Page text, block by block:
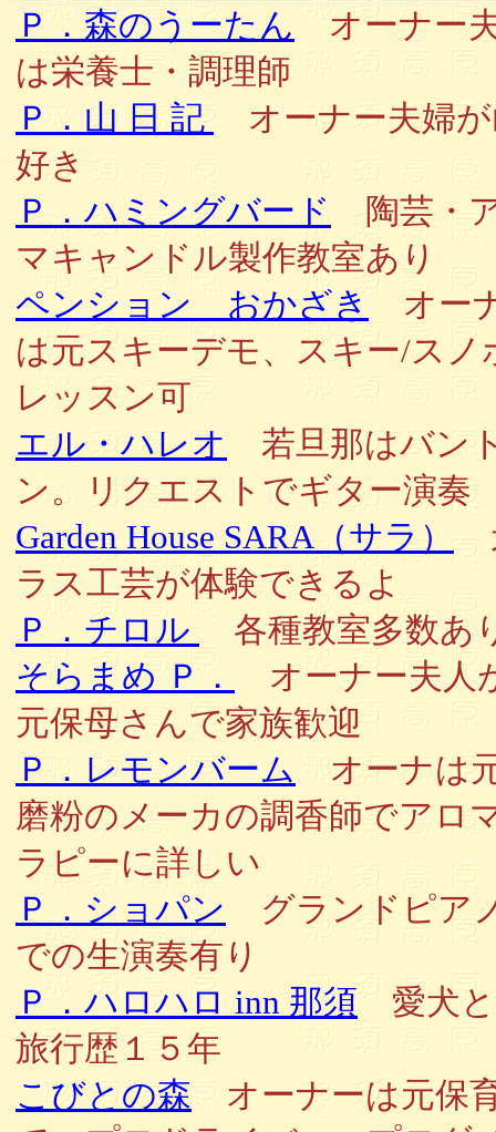
Ｐ．森のうーたん オーナー
は栄養士・調理師
Ｐ．山 日 記 オーナー夫婦
好き
Ｐ．ハミングバード 陶芸・
マキャンドル製作教室あり
ペンション おかざき
オー
は元スキーデモ、スキー/スノ
レッスン可
エル・ハレオ
若旦那はバン
ン。リクエストでギター演奏
Garden House SARA（サラ）
ラス工芸が体験できるよ
Ｐ．チロル
各種教室多数あ
そらまめ Ｐ．
オーナー夫人
元保母さんで家族歓迎
Ｐ．レモンバーム オーナは
磨粉のメーカの調香師でアロ
ラピーに詳しい
Ｐ．ショパン グランドピア
での生演奏有り
Ｐ．ハロハロ inn 那須愛犬
旅行歴１５年
こびとの森オーナーは元保